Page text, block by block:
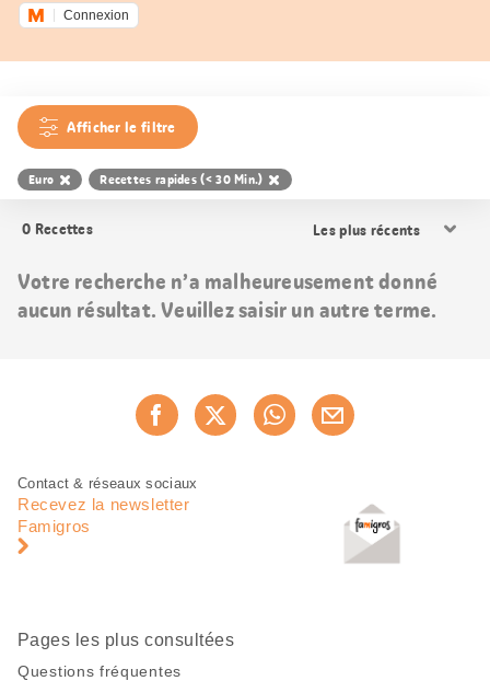
Connexion
Afficher le filtre
Euro Recettes rapides (< 30 Min.)
0 Recettes
les
Votre recherche n’a malheureusement donné
aucun résultat. Veuillez saisir un autre terme.
Recommander maintenant
Pied
page
Navigation
pied
Contact & réseaux sociaux
Recevez la newsletter
Famigros
Pages les plus consultées
Questions fréquentes